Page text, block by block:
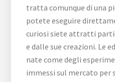
tratta comunque di una
potete eseguire
curiosi siete attratti
e dalle sue creazioni. Le
nate come degli
immessi sul mercato per